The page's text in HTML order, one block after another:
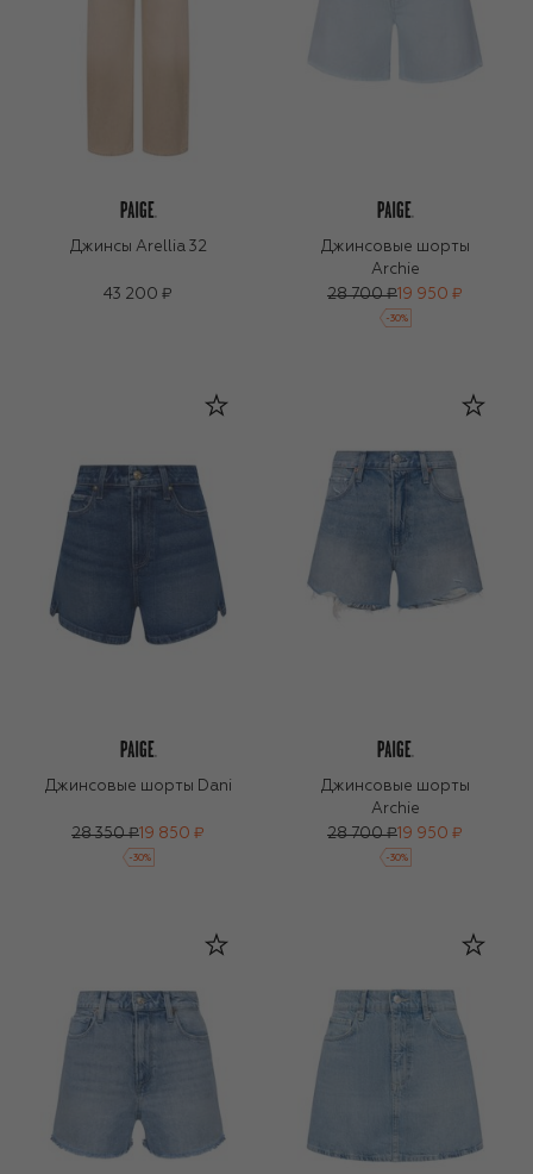
Джинсы Arellia 32
43 200 ₽
Джинсовые шорты
Archie
28 700 ₽ 19 950 ₽
-30%
Джинсовые шорты Dani
28 350 ₽ 19 850 ₽
-30%
Джинсовые шорты
Archie
28 700 ₽ 19 950 ₽
-30%